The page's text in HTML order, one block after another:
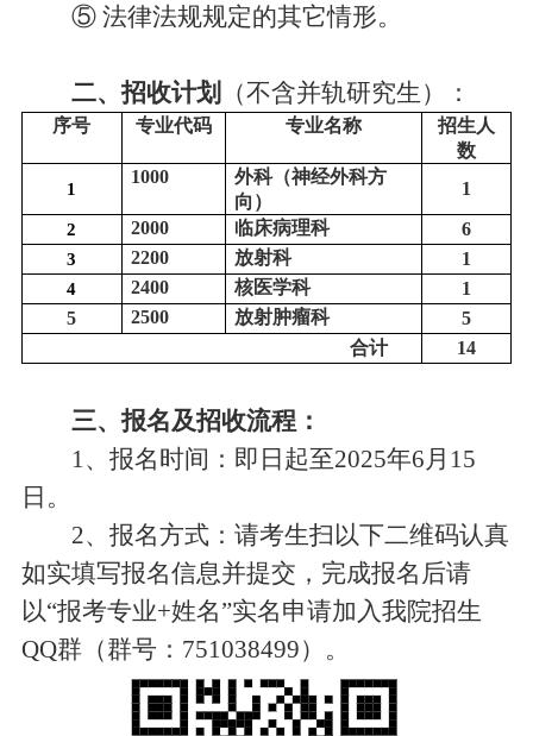
⑤ 法律法规规定的其它情形。
二、招收计划 （不含并轨研究生）：
序号 专业代码 专业名称
招生人
数
1
1000
外科（神经外科方
向）
1
2 2000 临床病理科 6
3 2200 放射科 1
4 2400 核医学科
1
5
2500 放射肿瘤科
5
合计
14
三、报名及招收流程：
1、报名时间：即日起至2025年6月15
日。
2、报名方式：请考生扫以下二维码认真
如实填写报名信息并提交，完成报名后请
以“报考专业+姓名”实名申请加入我院招生
QQ群（群号：751038499）。